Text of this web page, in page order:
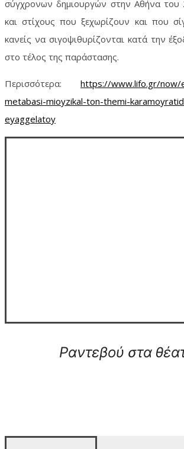
σύγχρονων δημιουργών στην Αθήνα του
και στίχους που ξεχωρίζουν και που
κανείς να σιγοψιθυρίζονται κατά την
στο τέλος της παράστασης.
Περισσότερα: https://www.lifo.gr/now/
metabasi-mioyzikal-ton-themi-
eyaggelatoy
Ραντεβού στα